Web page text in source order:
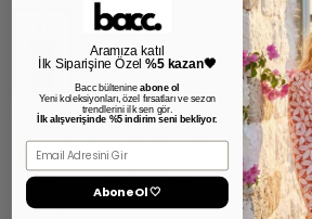
Beden:
S M
Aramıza katıl
İlk Siparişine Özel %5 kazan🖤
Bacc bültenineabone ol
Yeni koleksiyonları, özel fırsatları ve sezon
trendlerini ilk sen gör.
İlk alışverişinde %5 indirim seni bekliyor.
Email
Abone Ol 🤍